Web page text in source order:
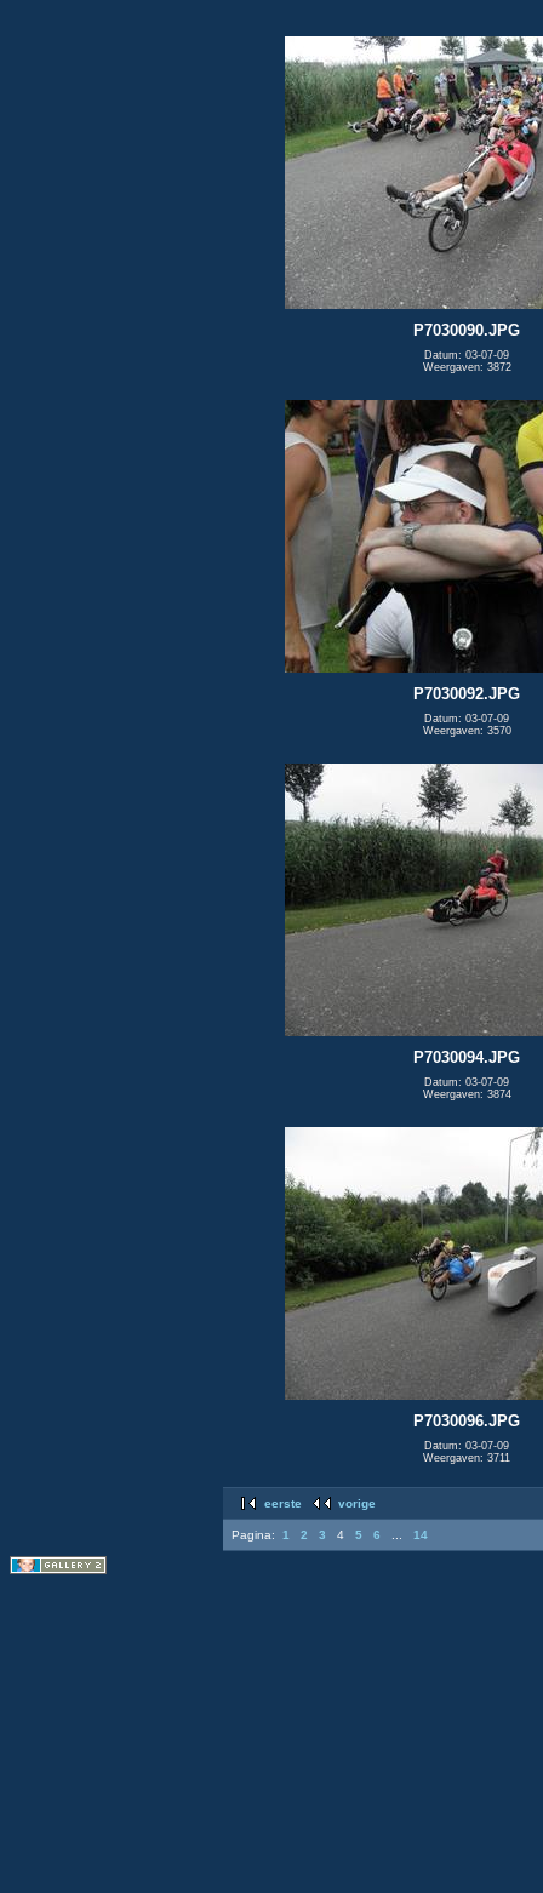
P7030090.JPG
Datum: 03-07-09
Weergaven: 3872
P7030092.JPG
Datum: 03-07-09
Weergaven: 3570
P7030094.JPG
Datum: 03-07-09
Weergaven: 3874
P7030096.JPG
Datum: 03-07-09
Weergaven: 3711
eerste vorige
Pagina: 1 2 3 4 5 6 14